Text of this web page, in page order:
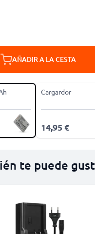
AÑADIR A LA CESTA
Cargardor
14,95 €
te puede